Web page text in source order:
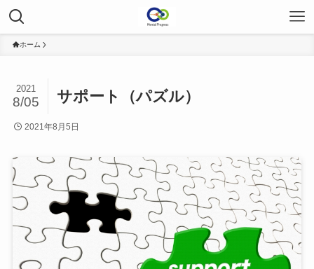
ホーム
サポート（パズル）
2021
8/05
2021年8月5日